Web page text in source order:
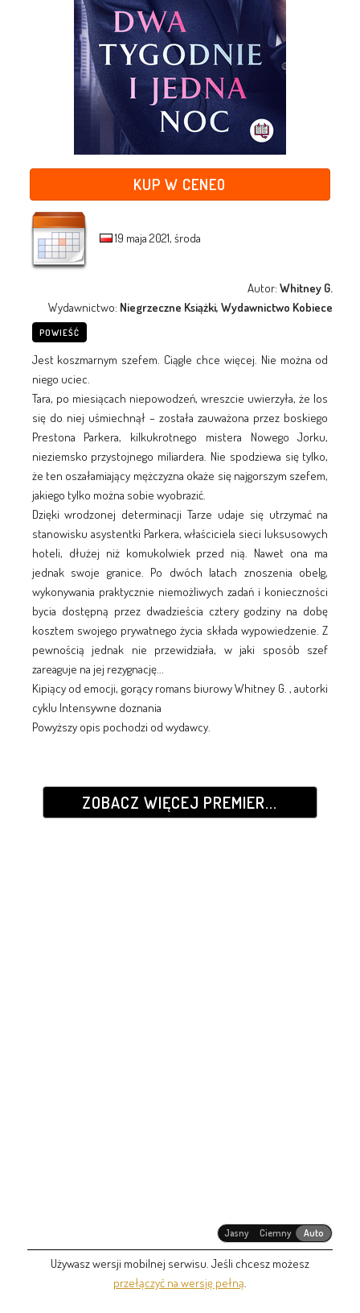
KUP W CENEO
19 maja 2021, środa
Autor:Whitney G.
Wydawnictwo: Niegrzeczne Książki, Wydawnictwo Kobiece
POWIEŚĆ
Jest koszmarnym szefem. Ciągle chce więcej. Nie można od
niego uciec.
Tara, po miesiącach niepowodzeń, wreszcie uwierzyła, że los
się do niej uśmiechnął – została zauważona przez boskiego
Prestona Parkera, kilkukrotnego mistera Nowego Jorku,
nieziemsko przystojnego miliardera. Nie spodziewa się tylko,
że ten oszałamiający mężczyzna okaże się najgorszym szefem,
jakiego tylko można sobie wyobrazić.
Dzięki wrodzonej determinacji Tarze udaje się utrzymać na
stanowisku asystentki Parkera, właściciela sieci luksusowych
hoteli, dłużej niż komukolwiek przed nią. Nawet ona ma
jednak swoje granice. Po dwóch latach znoszenia obelg,
wykonywania praktycznie niemożliwych zadań i konieczności
bycia dostępną przez dwadzieścia cztery godziny na dobę
kosztem swojego prywatnego życia składa wypowiedzenie. Z
pewnością jednak nie przewidziała, w jaki sposób szef
zareaguje na jej rezygnację...
Kipiący od emocji, gorący romans biurowy Whitney G. , autorki
cyklu Intensywne doznania
Powyższy opis pochodzi od wydawcy.
ZOBACZ WIĘCEJ PREMIER...
Jasny Ciemny Auto
Używasz wersji mobilnej serwisu. Jeśli chcesz możesz
przełączyć na wersję pełną